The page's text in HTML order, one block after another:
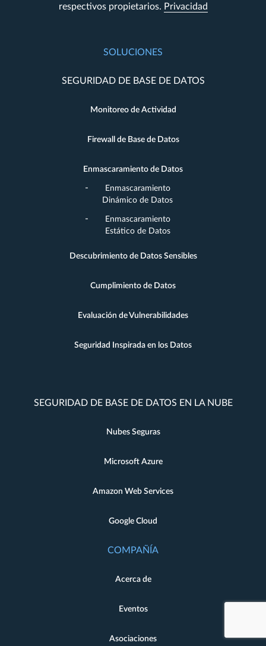
respectivos propietarios. Privacidad
SOLUCIONES
SEGURIDAD DE BASE DE DATOS
Monitoreo de Actividad
Firewall de Base de Datos
Enmascaramiento de Datos
Enmascaramiento
Dinámico de Datos
Enmascaramiento
Estático de Datos
Descubrimiento de Datos Sensibles
Cumplimiento de Datos
Evaluación de Vulnerabilidades
Seguridad Inspirada en los Datos
SEGURIDAD DE BASE DE DATOS EN LA NUBE
Nubes Seguras
Microsoft Azure
Amazon Web Services
Google Cloud
COMPAÑÍA
Acerca de
Eventos
Asociaciones